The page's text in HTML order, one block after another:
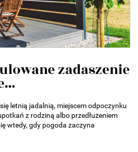
zadaszenie
letnią jadalnią, miejscem odpoczynku
z rodziną albo przedłużeniem
wtedy, gdy pogoda zaczyna